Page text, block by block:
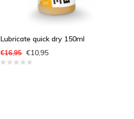
Lubricate quick dry 150ml
€16,95 €10,95